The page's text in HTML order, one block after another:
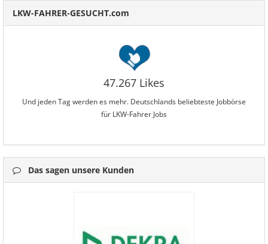
LKW-FAHRER-GESUCHT.com
47.267 Likes
Und jeden Tag werden es mehr. Deutschlands beliebteste Jobbörse
für LKW-Fahrer Jobs
Das sagen unsere Kunden